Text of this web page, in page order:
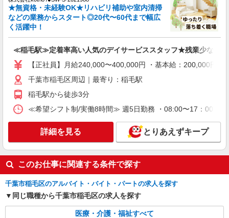
月給26万3510円〜26万9670円 ※経験・能力・
資格等による 介護福祉士 月給 26万3510円 社会福
祉士 月給 26万9670円 ※一律処遇改善加算含む ※
夜勤手当6000円/4回を含む 〇資格手当 〇職種手当
勤手当 〇深夜勤務手当 〇休日勤務手当 〇年末年
始勤務手当
エイジフリーハウス千葉穴川 千葉県千葉市稲
毛区穴川三丁目11番67号
キープ
正社員
エイジフリーハウス千葉稲毛町
介護職／サービス付き高齢者向け住宅／正社員
／夜勤は月4〜5回
月給24万7,450円〜26万9,670円 ※経験・能
力・資格等による 初任者研修 月給 24万7,450円
実務者研修 月給 25万1,160円 介護福祉士 月給 26
万3,510円 社会福祉士 月給 26万9,670円 ※一律処
遇改善加算含む ※夜勤手当6,000円/4回を含む 〇
資格手当 〇職種手当 〇業務手当 〇首都圏手当 〇
時間外勤務手当 〇夜勤手当 〇深夜勤務手当 〇休
日勤務手当 〇年末年始勤務手当
エイジフリーハウス千葉稲毛町 千葉県千葉市
稲毛区稲毛町5丁目238-1
キープ 詳細を見る
エイジフリーハウス千葉稲毛町
★無資格・未経験OK★リハビリ補助や室内清掃
などの業務からスタート◎20代〜60代まで幅広
く活躍中！
≪稲毛駅≫定着率高い人気のデイサービススタッフ★残業少なめ
【正社員】月給240,000〜400,000円 ・基本給：200,000円
千葉市稲毛区周辺｜最寄り：稲毛駅
稲毛駅から徒歩3分
≪希望シフト制/実働8時間≫ 週5日勤務 ・08:00〜17：00 ・
詳細を見る とりあえずキープ
このお仕事に関連する条件で探す
千葉市稲毛区のアルバイト・バイト・パートの求人を探す
同じ職種から千葉市稲毛区の求人を探す
医療・介護・福祉すべて